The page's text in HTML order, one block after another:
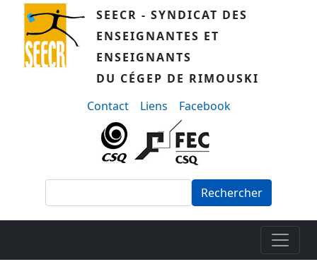
Aller au contenu principalSEECR - SYNDICAT DES
ENSEIGNANTES ET
ENSEIGNANTS
DU CÉGEP DE RIMOUSKI
menu-secondaire
Contact Liens Facebook